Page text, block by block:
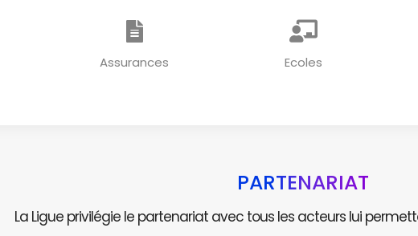
Assurances Ecoles
PARTENARIAT
La Ligue privilégie le partenariat avec tous les acteurs lui